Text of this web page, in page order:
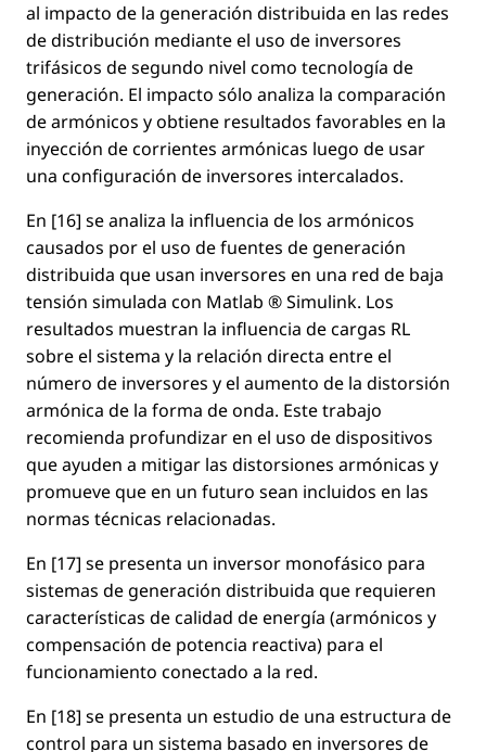
al impacto de la generación distribuida en las redes
de distribución mediante el uso de inversores
trifásicos de segundo nivel como tecnología de
generación. El impacto sólo analiza la comparación
de armónicos y obtiene resultados favorables en la
inyección de corrientes armónicas luego de usar
una conﬁguración de inversores intercalados.
En [16] se analiza la inﬂuencia de los armónicos
causados por el uso de fuentes de generación
distribuida que usan inversores en una red de baja
tensión simulada con Matlab ® Simulink. Los
resultados muestran la inﬂuencia de cargas RL
sobre el sistema y la relación directa entre el
número de inversores y el aumento de la distorsión
armónica de la forma de onda. Este trabajo
recomienda profundizar en el uso de dispositivos
que ayuden a mitigar las distorsiones armónicas y
promueve que en un futuro sean incluidos en las
normas técnicas relacionadas.
En [17] se presenta un inversor monofásico para
sistemas de generación distribuida que requieren
características de calidad de energía (armónicos y
compensación de potencia reactiva) para el
funcionamiento conectado a la red.
En [18] se presenta un estudio de una estructura de
control para un sistema basado en inversores de